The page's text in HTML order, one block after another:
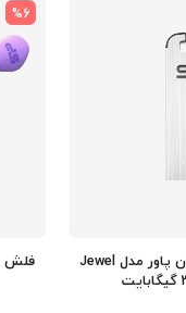
فلش مموری سیلیکون پاور مدل Jewel
%6